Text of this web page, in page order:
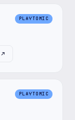
PLAYTOMIC
↗
PLAYTOMIC